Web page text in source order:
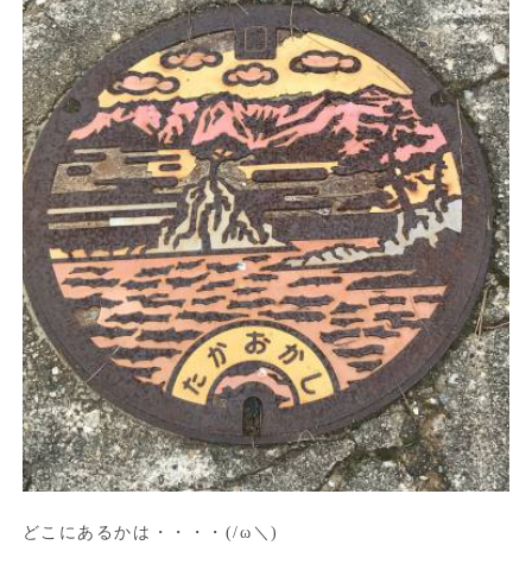
どこにあるかは・・・・(/ω＼)